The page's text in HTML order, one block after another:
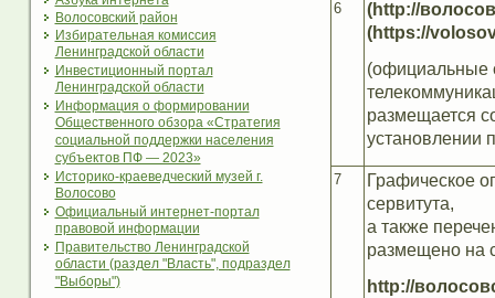
Волосовский район
Избирательная комиссия
Ленинградской области
Инвестиционный портал
Ленинградской области
Информация о формировании
Общественного обзора «Стратегия
социальной поддержки населения
субъектов ПФ — 2023»
Историко-краеведческий музей г.
Волосово
Официальный интернет-портал
правовой информации
Правительство Ленинградской
области (раздел "Власть", подраздел
"Выборы")
6
(http://
(https://
(официальные
размещается
установлении
7
Графическое
сервитута,
а также
размещено на
http://